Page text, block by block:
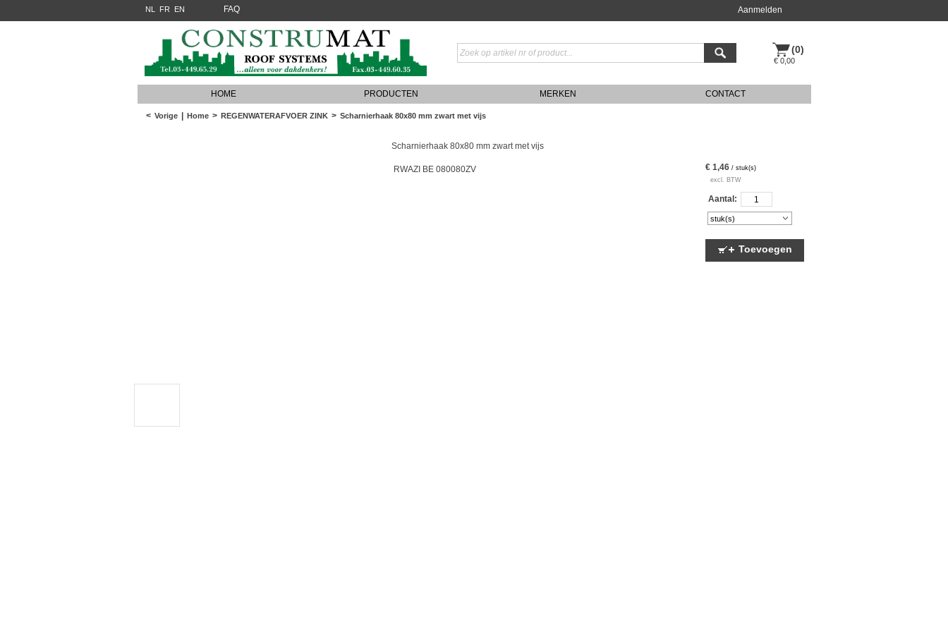
NL FR EN FAQ Aanmelden
(0)
€ 0,00
HOME PRODUCTEN MERKEN CONTACT
< Vorige Home > REGENWATERAFVOER ZINK > Scharnierhaak 80x80 mm zwart met vijs
Scharnierhaak 80x80 mm zwart met vijs
€ 1,46 / stuk(s)
excl. BTW
Aantal:
Toevoegen
RWAZI BE 080080ZV